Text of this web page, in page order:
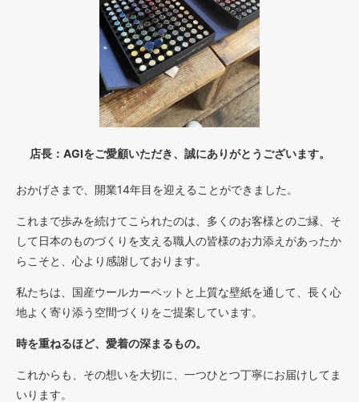
店長：AGIをご愛顧いただき、誠にありがとうございます。
おかげさまで、開業14年目を迎えることができました。
これまで歩みを続けてこられたのは、多くのお客様とのご縁、そ
して日本のものづくりを支える職人の皆様のお力添えがあったか
らこそと、心より感謝しております。
私たちは、国産ウールカーペットと上質な壁紙を通して、長く心
地よく寄り添う空間づくりをご提案しています。
時を重ねるほど、愛着の深まるもの。
これからも、その想いを大切に、一つひとつ丁寧にお届けしてま
いります。